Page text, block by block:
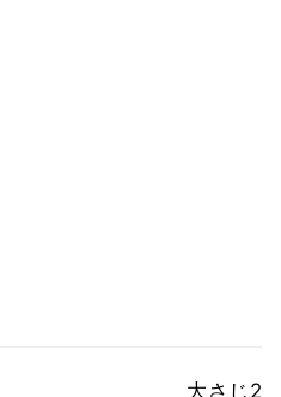
大さじ2